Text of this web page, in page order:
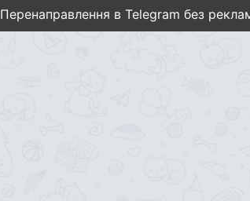
Перенаправлення в Telegram без